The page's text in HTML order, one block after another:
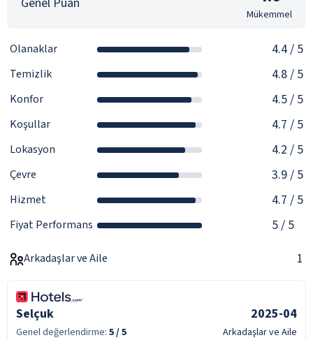
Mükemmel
Olanaklar 4.4/ 5
Temizlik 4.8/ 5
Konfor 4.5/ 5
Koşullar 4.7 / 5
Lokasyon 4.2 / 5
Çevre 3.9/ 5
Hizmet 4.7 / 5
Fiyat Performans 5/ 5
Arkadaşlar ve Aile 1
Selçuk 2025-04
Genel değerlendirme: 5/ 5
Arkadaşlar ve Aile